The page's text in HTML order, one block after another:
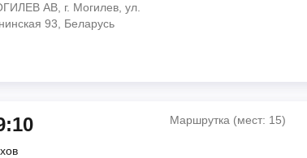
1, Беларусь
ул.Ленинского
ул. Станционная, 5,
мин
АВ, г. Могилев, ул.
93, Беларусь
Маршрутка (мест: 15)